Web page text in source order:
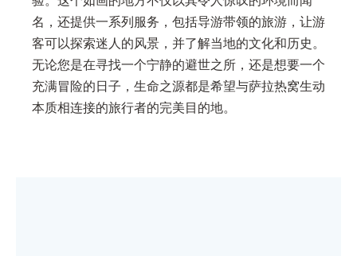
名，还提供一系列服务，包括导游带领的旅游，让游
客可以探索迷人的风景，并了解当地的文化和历史。
无论您是在寻找一个宁静的避世之所，还是想要一个
充满冒险的日子，生命之源都是希望与萨拉热窝生动
本质相连接的旅行者的完美目的地。